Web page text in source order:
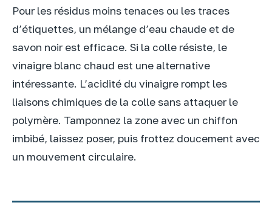
Pour les résidus moins tenaces ou les traces
d’étiquettes, un mélange d’eau chaude et de
savon noir est efficace. Si la colle résiste, le
vinaigre blanc chaud est une alternative
intéressante. L’acidité du vinaigre rompt les
liaisons chimiques de la colle sans attaquer le
polymère. Tamponnez la zone avec un chiffon
imbibé, laissez poser, puis frottez doucement avec
un mouvement circulaire.